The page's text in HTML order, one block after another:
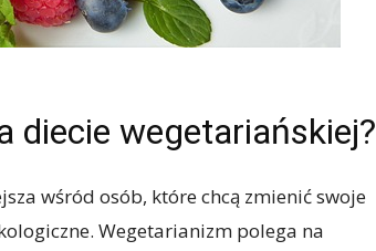
diecie wegetariańskiej?
wśród osób, które chcą zmienić swoje
Wegetarianizm polega na